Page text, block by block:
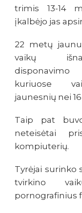
trimis 13-14
įkalbėjo jas
22 metų
vaikų
kuriuose
jaunesnių nei
Taip pat
neteisėtai
kompiuterių.
Tyrėjai surinko
tvirkino
pornografinius